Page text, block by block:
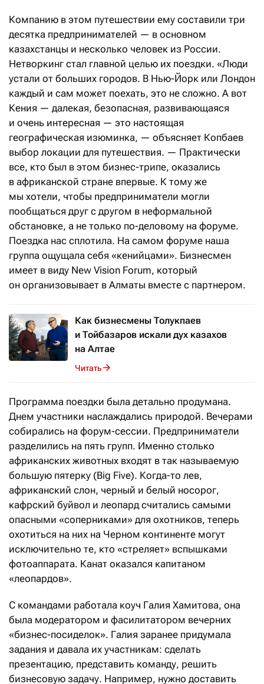
Компанию в этом путешествии ему составили три
десятка предпринимателей — в основном
казахстанцы и несколько человек из России.
Нетворкинг стал главной целью их поездки. «Люди
устали от больших городов. В Нью-Йорк или Лондон
каждый и сам может поехать, это не сложно. А вот
Кения — далекая, безопасная, развивающаяся
и очень интересная — это настоящая
географическая изюминка, — объясняет Копбаев
выбор локации для путешествия. — Практически
все, кто был в этом бизнес-трипе, оказались
в африканской стране впервые. К тому же
мы хотели, чтобы предприниматели могли
пообщаться друг с другом в неформальной
обстановке, а не только по-деловому на форуме.
Поездка нас сплотила. На самом форуме наша
группа ощущала себя «кенийцами». Бизнесмен
имеет в виду New Vision Forum, который
он организовывает в Алматы вместе с партнером.
Как бизнесмены Толукпаев
и Тойбазаров искали дух казахов
на Алтае
Читать
Программа поездки была детально продумана.
Днем участники наслаждались природой. Вечерами
собирались на форум-сессии. Предприниматели
разделились на пять групп. Именно столько
африканских животных входят в так называемую
большую пятерку (Big Five). Когда-то лев,
африканский слон, черный и белый носорог,
кафрский буйвол и леопард считались самыми
опасными «соперниками» для охотников, теперь
охотиться на них на Черном континенте могут
исключительно те, кто «стреляет» вспышками
фотоаппарата. Канат оказался капитаном
«леопардов».
С командами работала коуч Галия Хамитова, она
была модератором и фасилитатором вечерних
«бизнес-посиделок». Галия заранее придумала
задания и давала их участникам: сделать
презентацию, представить команду, решить
бизнесовую задачу. Например, нужно доставить